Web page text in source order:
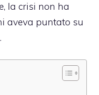
la crisi non ha
aveva puntato su